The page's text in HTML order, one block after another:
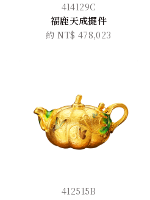
414129C
福鹿天成擺件
約 NT$ 478,023
412515B